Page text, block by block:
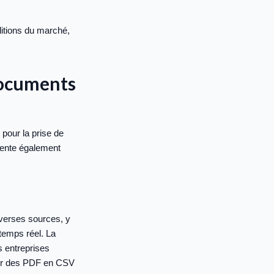
du marché,
la prise de
également
sources, y
réel. La
entreprises
des PDF en CSV